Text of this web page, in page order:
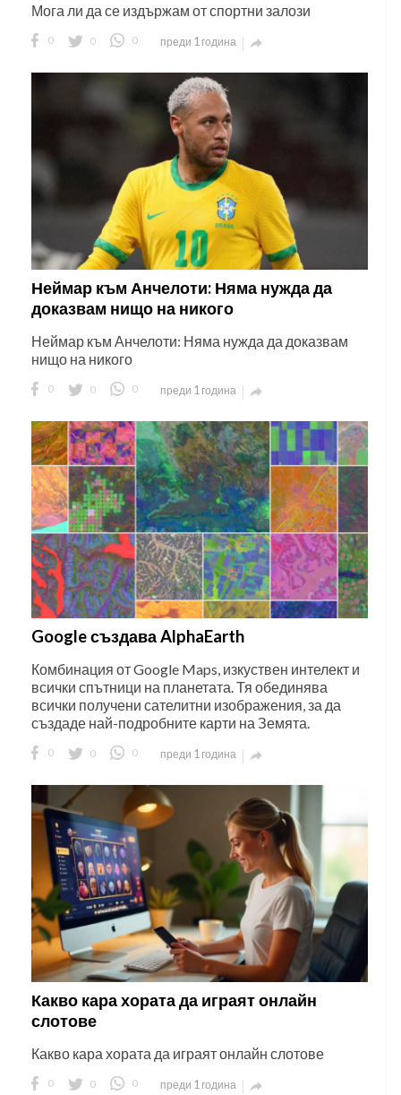
Мога ли да се издържам от спортни залози
0 0 0 преди 1 година 
Неймар към Анчелоти: Няма нужда да
доказвам нищо на никого
Неймар към Анчелоти: Няма нужда да доказвам
нищо на никого
0 0 0 преди 1 година 
Google създава AlphaEarth
Комбинация от Google Maps, изкуствен интелект и
всички спътници на планетата. Тя обединява
всички получени сателитни изображения, за да
създаде най-подробните карти на Земята.
0 0 0 преди 1 година 
Какво кара хората да играят онлайн
слотове
Какво кара хората да играят онлайн слотове
0 0 0 преди 1 година 